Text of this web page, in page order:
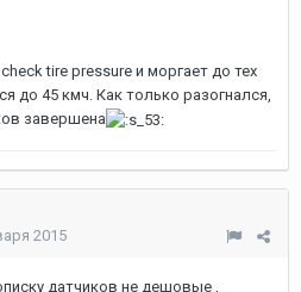
tire pressure и моргает до тех
до 45 кмч. Как только разогнался,
завершена
2015
датчиков не дешовые ,